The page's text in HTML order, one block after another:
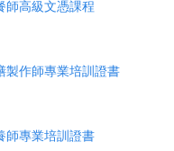
師高級文憑課程
製作師專業培訓證書
師專業培訓證書